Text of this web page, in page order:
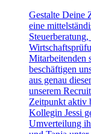
Gestalte
eine
Mitarbeitenden
beschäftigen
aus genau
unserem
Zeitpunkt aktiv
Kollegin Jessi
Umverteilung